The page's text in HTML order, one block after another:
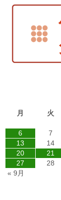
月 火
6
7
13
14
20
21
27
28
« 9月